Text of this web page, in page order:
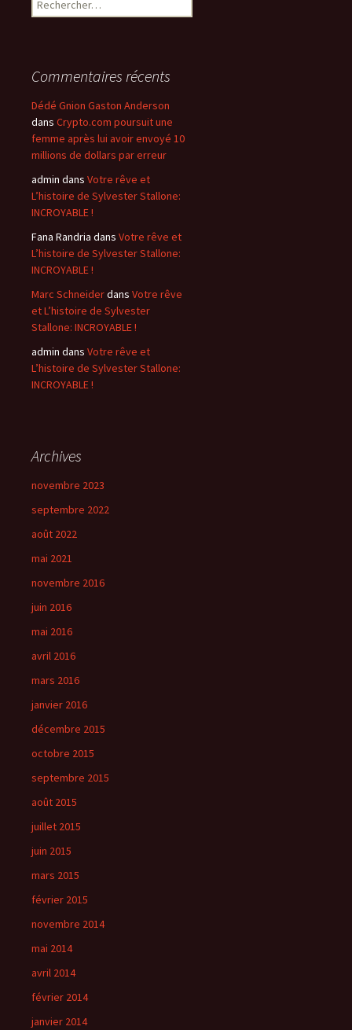
Commentaires récents
Dédé Gnion Gaston Anderson
dans Crypto.com poursuit une
femme après lui avoir envoyé 10
millions de dollars par erreur
admin dans Votre rêve et
L’histoire de Sylvester Stallone:
INCROYABLE !
Fana Randria dans Votre rêve et
L’histoire de Sylvester Stallone:
INCROYABLE !
Marc Schneiderdans Votre rêve
et L’histoire de Sylvester
Stallone: INCROYABLE !
admin dans Votre rêve et
L’histoire de Sylvester Stallone:
INCROYABLE !
Archives
novembre 2023
septembre 2022
août 2022
mai 2021
novembre 2016
juin 2016
mai 2016
avril 2016
mars 2016
janvier 2016
décembre 2015
octobre 2015
septembre 2015
août 2015
juillet 2015
juin 2015
mars 2015
février 2015
novembre 2014
mai 2014
avril 2014
février 2014
janvier 2014